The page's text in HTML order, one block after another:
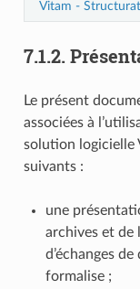
Vitam -
7.1.2.
Le présent
associées à
solution logicielle
suivants :
une
archives et de
d’échanges
formalise ;